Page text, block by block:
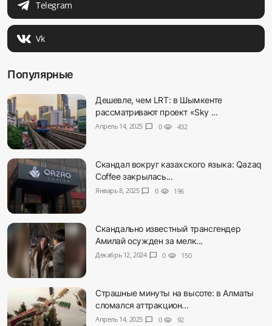
Telegram
Vk
Популярные
Дешевле, чем LRT: в Шымкенте
рассматривают проект «Sky ...
Апрель 14, 2025 chat_bubble 0 visibility 432
Скандал вокруг казахского языка: Qazaq
Coffee закрылась...
Январь 8, 2025 chat_bubble 0 visibility 196
Скандально известный трансгендер
Амилай осужден за мелк...
Декабрь 12, 2024 chat_bubble 0 visibility 150
Страшные минуты на высоте: в Алматы
сломался аттракцион...
Апрель 14, 2025 chat_bubble 0 visibility 92